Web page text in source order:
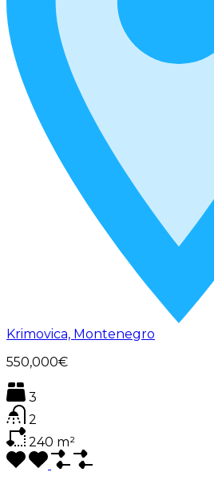
Krimovica, Montenegro
550,000€
3
2
240 m²